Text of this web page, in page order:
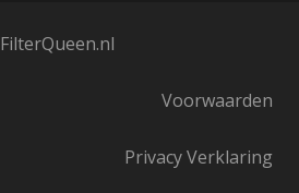
FilterQueen.nl
Voorwaarden
Privacy Verklaring